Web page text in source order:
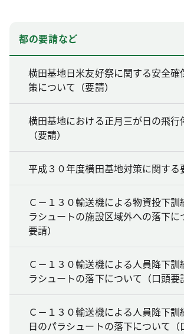
都の要請など
横田基地日米友好祭に関する安全確
策について（要請）
横田基地における正月三が日の飛行
（要請）
平成３０年度横田基地対策に関する
Ｃ－１３０輸送機による物資投下
ラシュートの施設区域外への落下
要請）
Ｃ－１３０輸送機による人員降下
ラシュートの落下について（口頭要
Ｃ－１３０輸送機による人員降下訓
日のパラシュートの落下について（